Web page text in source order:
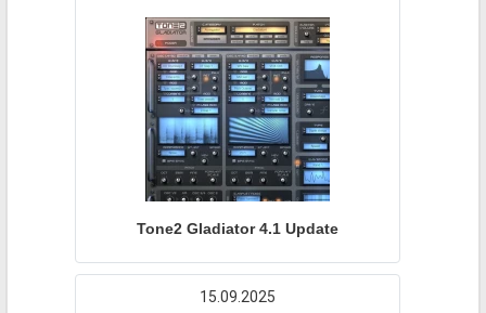
Tone2 Gladiator 4.1 Update
15.09.2025